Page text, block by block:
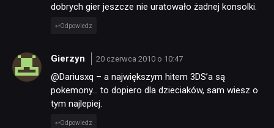
dobrych gier jeszcze nie uratowało żadnej konsolki.
Odpowiedz
Gierzyn 20 czerwca 2010 o 10:47
@Dariusxq – a największym hitem 3DS’a są
pokemony… to dopiero dla dzieciaków, sam wiesz o
tym najlepiej.
Odpowiedz